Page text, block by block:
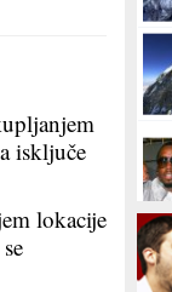
isključe
lokacije